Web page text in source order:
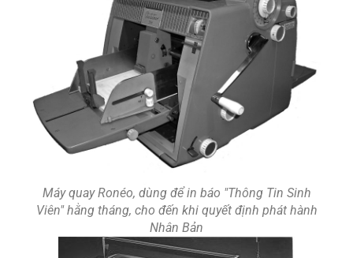
Máy quay Ronéo, dùng để in báo "Thông Tin Sinh
Viên" hằng tháng, cho đến khi quyết định phát hành
Nhân Bản